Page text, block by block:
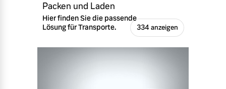
Packen und Laden
Hier finden Sie die passende
Lösung für Transporte.
334 anzeigen